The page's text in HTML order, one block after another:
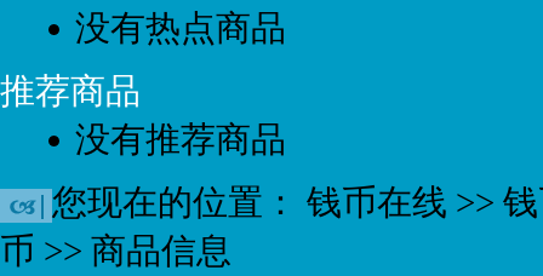
没有热点商品
推荐商品
没有推荐商品
您现在的位置： 钱币在线 >>
币 >> 商品信息